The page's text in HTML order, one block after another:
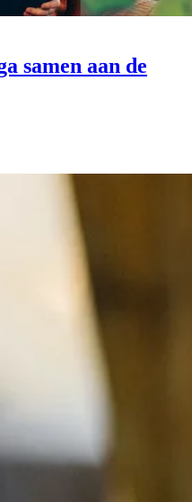
samen aan de